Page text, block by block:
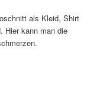
als Kleid, Shirt
Hier kann man die